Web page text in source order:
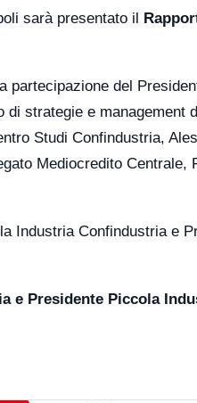
sarà presentato il
partecipazione del
strategie e management
Studi Confindustria,
Mediocredito Centrale,
Industria Confindustria e
e Presidente Piccola